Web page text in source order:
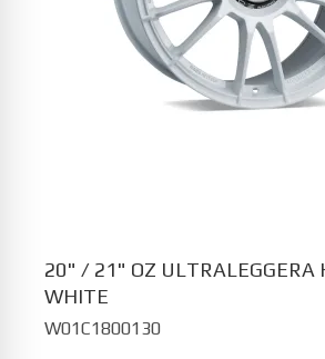
20" / 21" OZ ULTRALEGGERA
WHITE
W01C1800130